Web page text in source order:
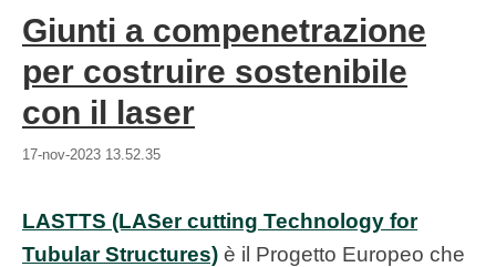
Giunti a compenetrazione
per costruire sostenibile
con il laser
17-nov-2023 13.52.35
LASTTS (LASer cutting Technology for
Tubular Structures) è il Progetto Europeo che